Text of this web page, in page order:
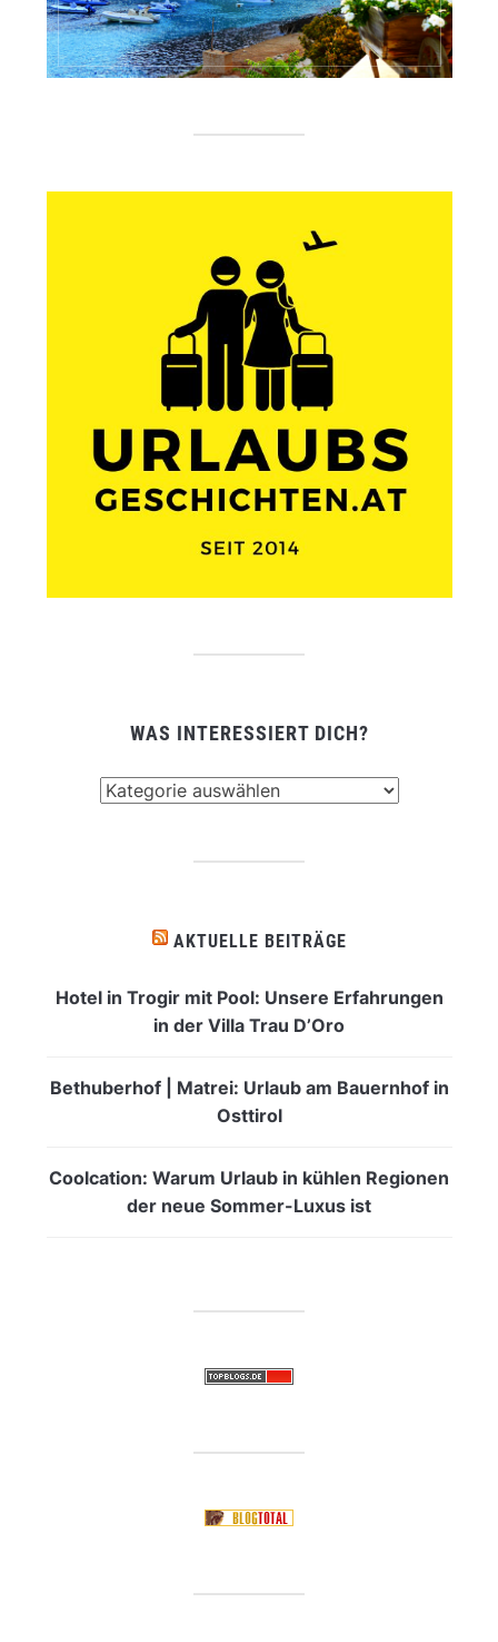
WAS INTERESSIERT DICH?
AKTUELLE BEITRÄGE
Hotel in Trogir mit Pool: Unsere Erfahrungen
in der Villa Trau D’Oro
Bethuberhof | Matrei: Urlaub am Bauernhof in
Osttirol
Coolcation: Warum Urlaub in kühlen Regionen
der neue Sommer-Luxus ist